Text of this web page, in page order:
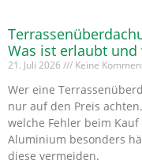
Was ist erlaubt und
21. Juli 2026 Keine
Wer eine
nur auf den Preis
welche Fehler beim
Aluminium besonders
diese vermeiden.